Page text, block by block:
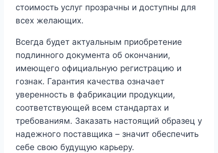
стоимость услуг прозрачны и доступны для
всех желающих.
Всегда будет актуальным приобретение
подлинного документа об окончании,
имеющего официальную регистрацию и
гознак. Гарантия качества означает
уверенность в фабрикации продукции,
соответствующей всем стандартах и
требованиям. Заказать настоящий образец у
надежного поставщика – значит обеспечить
себе свою будущую карьеру.